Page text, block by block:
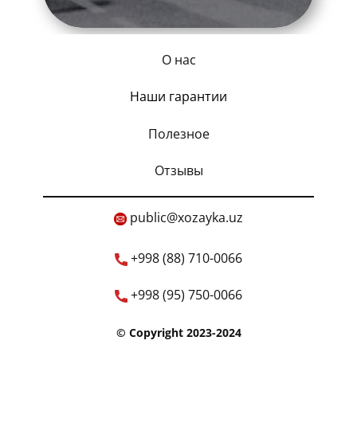
О нас
Наши гарантии
Полезное
Отзывы
​public@xozayka.uz
+998 (88) 710-0066
+998 (95) 750-0066
© Copyright 2023-2024